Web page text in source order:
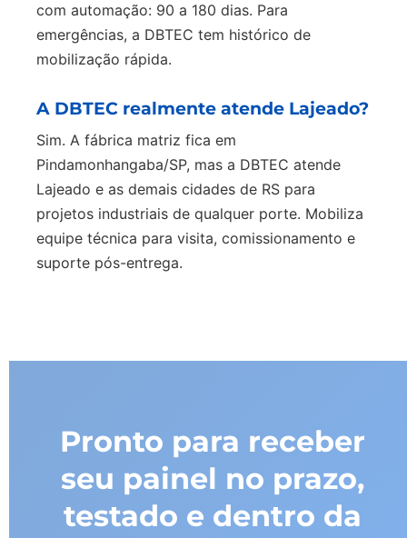
com automação: 90 a 180 dias. Para
emergências, a DBTEC tem histórico de
mobilização rápida.
A DBTEC realmente atende Lajeado?
Sim. A fábrica matriz fica em
Pindamonhangaba/SP, mas a DBTEC atende
Lajeado e as demais cidades de RS para
projetos industriais de qualquer porte. Mobiliza
equipe técnica para visita, comissionamento e
suporte pós-entrega.
Pronto para receber
seu painel no prazo,
testado e dentro da